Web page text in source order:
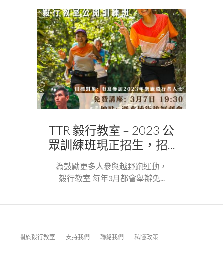
TTR 毅行教室 – 2023 公
眾訓練班現正招生，招...
為鼓勵更多人參與越野跑運動，
毅行教室 每年3月都會舉辦免...
關於毅行教室 支持我們 聯絡我們 私隱政策